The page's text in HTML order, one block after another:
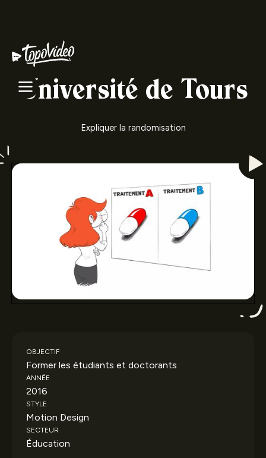
Université de Tours
Expliquer la randomisation
OBJECTIF
Former les étudiants et doctorants
ANNÉE
2016
STYLE
Motion Design
SECTEUR
Éducation